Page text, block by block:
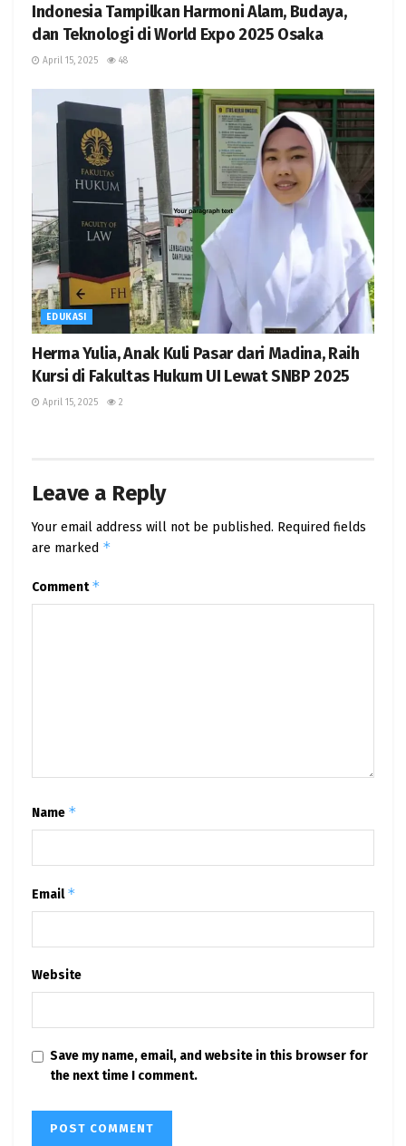
Indonesia Tampilkan Harmoni Alam, Budaya,
dan Teknologi di World Expo 2025 Osaka
April 15, 2025 48
EDUKASI
Herma Yulia, Anak Kuli Pasar dari Madina, Raih
Kursi di Fakultas Hukum UI Lewat SNBP 2025
April 15, 2025 2
Leave a Reply
Your email address will not be published. Required fields
are marked *
Comment*
Name *
Email*
Website
Save my name, email, and website in this browser for
the next time I comment.